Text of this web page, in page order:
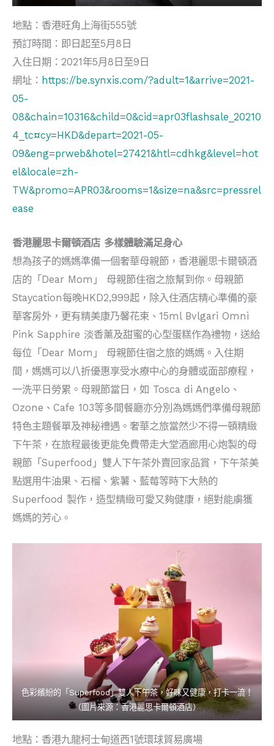
地點：香港旺角上海街555號
預訂時間：即日起至5月8日
入住日期：2021年5月8日至9日
網址： https://be.synxis.com/?adult=1&arrive=2021-
05-
08&chain=10316&child=0&cid=apr03flashsale_20210
4_tc¤cy=HKD&depart=2021-05-
09&eng=prweb&hotel=27421&htl=cdhkg&level=hot
el&locale=zh-
TW&promo=APR03&rooms=1&size=na&src=pressrel
ease
香港麗思卡爾頓酒店 多樣體驗滿足身心
想為孩子的媽媽準備一個奢華母親節，香港麗思卡爾頓酒
店的「Dear Mom」 母親節住宿之旅幫到你。母親節
Staycation每晚HKD2,999起，除入住酒店精心準備的豪
華客房外，更有精美康乃馨花束、15ml Bvlgari Omni
Pink Sapphire 淡香薰及甜蜜的心型蛋糕作為禮物，送給
每位「Dear Mom」 母親節住宿之旅的媽媽。入住期
間，媽媽可以八折優惠享受水療中心的身體或面部療程，
一洗平日勞累。母親節當日，如 Tosca di Angelo、
Ozone、Cafe 103等多間餐廳亦分別為媽媽們準備母親節
特色主題餐單及神秘禮遇。奢華之旅當然少不得一頓精緻
下午茶，在旅程最後更能免費帶走大堂酒廊用心炮製的母
親節「Superfood」雙人下午茶外賣回家品賞，下午茶美
點選用牛油果、石榴、紫薯、藍莓等時下大熱的
Superfood 製作，造型精緻可愛又夠健康，絕對能虜獲
媽媽的芳心。
色彩繽紛的「Superfood」雙人下午茶，好味又健康，打卡一流！
（圖片來源：香港麗思卡爾頓酒店）
地點：香港九龍柯士甸道西1號環球貿易廣場